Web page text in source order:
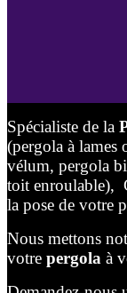
Spécialiste de la
(pergola à lames
vélum, pergola
toit enroulable),
la pose de votre
Nous mettons
votre pergola à